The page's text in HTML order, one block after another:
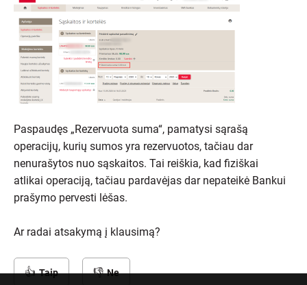
Paspaudęs „Rezervuota suma“, pamatysi sąrašą
operacijų, kurių sumos yra rezervuotos, tačiau dar
nenurašytos nuo sąskaitos. Tai reiškia, kad fiziškai
atlikai operaciją, tačiau pardavėjas dar nepateikė Bankui
prašymo pervesti lėšas.
Ar radai atsakymą į klausimą?
Taip Ne